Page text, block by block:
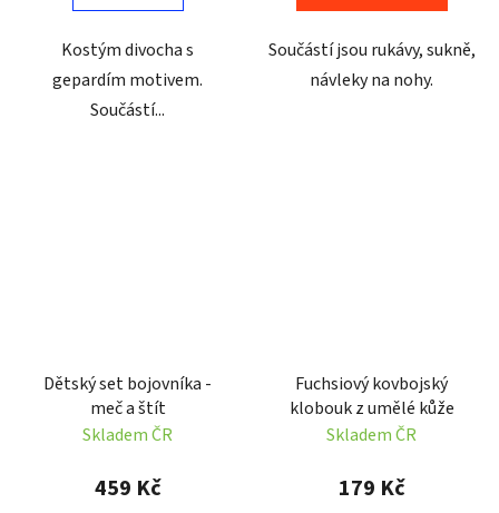
Kostým divocha s
gepardím motivem.
Součástí...
Součástí jsou rukávy, sukně,
návleky na nohy.
Dětský set bojovníka -
meč a štít
Skladem ČR
459 Kč
Fuchsiový kovbojský
klobouk z umělé kůže
Skladem ČR
179 Kč